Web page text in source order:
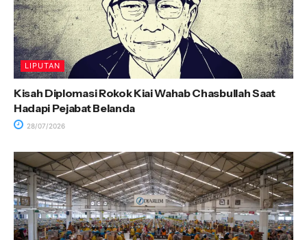
LIPUTAN
Kisah Diplomasi Rokok Kiai Wahab Chasbullah Saat
Hadapi Pejabat Belanda
28/07/2026